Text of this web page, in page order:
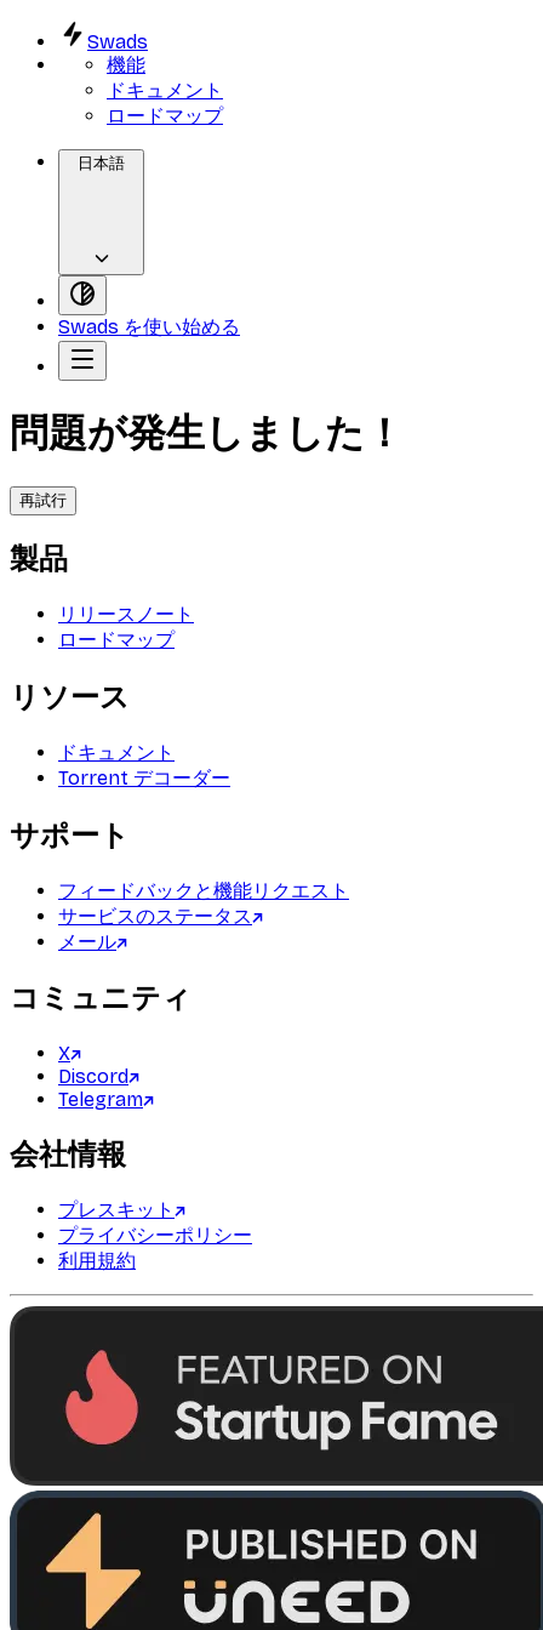
Swads
機能
ドキュメント
ロードマップ
日本語
Swads を使い始める
問題が発生しました！
再試行
製品
リリースノート
ロードマップ
リソース
ドキュメント
Torrent デコーダー
サポート
フィードバックと機能リクエスト
サービスのステータス
メール
コミュニティ
X
Discord
Telegram
会社情報
プレスキット
プライバシーポリシー
利用規約